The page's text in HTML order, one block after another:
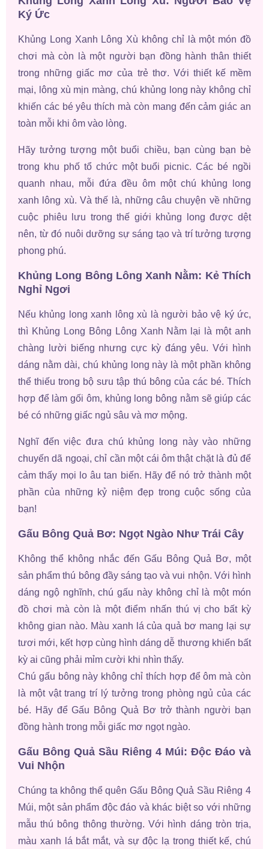
Ký Ức
Khủng Long Xanh Lông Xù không chỉ là một món đồ
chơi mà còn là một người bạn đồng hành thân thiết
trong những giấc mơ của trẻ thơ. Với thiết kế mềm
mại, lông xù mịn màng, chú khủng long này không chỉ
khiến các bé yêu thích mà còn mang đến cảm giác an
toàn mỗi khi ôm vào lòng.
Hãy tưởng tượng một buổi chiều, bạn cùng bạn bè
trong khu phố tổ chức một buổi picnic. Các bé ngồi
quanh nhau, mỗi đứa đều ôm một chú khủng long
xanh lông xù. Và thế là, những câu chuyện về những
cuộc phiêu lưu trong thế giới khủng long được dệt
nên, từ đó nuôi dưỡng sự sáng tạo và trí tưởng tượng
phong phú.
Khủng Long Bông Lông Xanh Nằm: Kẻ Thích
Nghỉ Ngơi
Nếu khủng long xanh lông xù là người bảo vệ ký ức,
thì Khủng Long Bông Lông Xanh Nằm lại là một anh
chàng lười biếng nhưng cực kỳ đáng yêu. Với hình
dáng nằm dài, chú khủng long này là một phần không
thể thiếu trong bộ sưu tập thú bông của các bé. Thích
hợp để làm gối ôm, khủng long bông nằm sẽ giúp các
bé có những giấc ngủ sâu và mơ mộng.
Nghĩ đến việc đưa chú khủng long này vào những
chuyến dã ngoại, chỉ cần một cái ôm thật chặt là đủ để
cảm thấy mọi lo âu tan biến. Hãy để nó trở thành một
phần của những kỷ niệm đẹp trong cuộc sống của
bạn!
Gấu Bông Quả Bơ: Ngọt Ngào Như Trái Cây
Không thể không nhắc đến Gấu Bông Quả Bơ, một
sản phẩm thú bông đầy sáng tạo và vui nhộn. Với hình
dáng ngộ nghĩnh, chú gấu này không chỉ là một món
đồ chơi mà còn là một điểm nhấn thú vị cho bất kỳ
không gian nào. Màu xanh lá của quả bơ mang lại sự
tươi mới, kết hợp cùng hình dáng dễ thương khiến bất
kỳ ai cũng phải mỉm cười khi nhìn thấy.
Chú gấu bông này không chỉ thích hợp để ôm mà còn
là một vật trang trí lý tưởng trong phòng ngủ của các
bé. Hãy để Gấu Bông Quả Bơ trở thành người bạn
đồng hành trong mỗi giấc mơ ngọt ngào.
Gấu Bông Quả Sầu Riêng 4 Múi: Độc Đáo và
Vui Nhộn
Chúng ta không thể quên Gấu Bông Quả Sầu Riêng 4
Múi, một sản phẩm độc đáo và khác biệt so với những
mẫu thú bông thông thường. Với hình dáng tròn trịa,
màu xanh lá bắt mắt, và sự độc lạ trong thiết kế, chú